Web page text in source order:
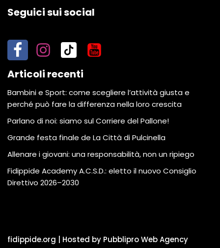
Seguici sui social
Articoli recenti
Bambini e Sport: come scegliere l’attività giusta e
perché può fare la differenza nella loro crescita
Parlano di noi: siamo sul Corriere del Pallone!
Grande festa finale de La Città di Pulcinella
Allenare i giovani: una responsabilità, non un ripiego
Fidippide Academy A.C.S.D.: eletto il nuovo Consiglio
Direttivo 2026–2030
fidippide.org | Hosted by Pubblipro Web Agency